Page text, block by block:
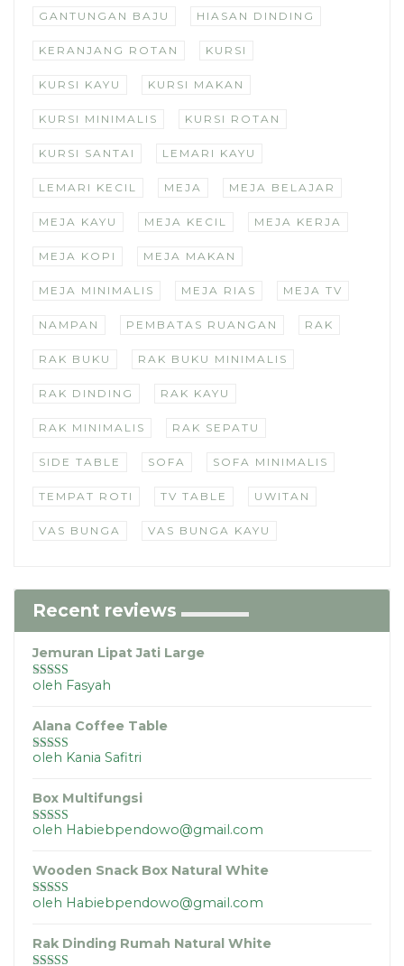
GANTUNGAN BAJU HIASAN DINDING
KERANJANG ROTAN KURSI
KURSI KAYU KURSI MAKAN
KURSI MINIMALIS KURSI ROTAN
KURSI SANTAI LEMARI KAYU
LEMARI KECIL MEJA MEJA BELAJAR
MEJA KAYU MEJA KECIL MEJA KERJA
MEJA KOPI MEJA MAKAN
MEJA MINIMALIS MEJA RIAS MEJA TV
NAMPAN PEMBATAS RUANGAN RAK
RAK BUKU RAK BUKU MINIMALIS
RAK DINDING RAK KAYU
RAK MINIMALIS RAK SEPATU
SIDE TABLE SOFA SOFA MINIMALIS
TEMPAT ROTI TV TABLE UWITAN
VAS BUNGA VAS BUNGA KAYU
Recent reviews
Jemuran Lipat Jati Large
Dinilai5dari
oleh Fasyah
Alana Coffee Table
Dinilai5dari
oleh Kania Safitri
Box Multifungsi
Dinilai5dari
oleh Habiebpendowo@gmail.com
Wooden Snack Box Natural White
Dinilai5dari
oleh Habiebpendowo@gmail.com
Rak Dinding Rumah Natural White